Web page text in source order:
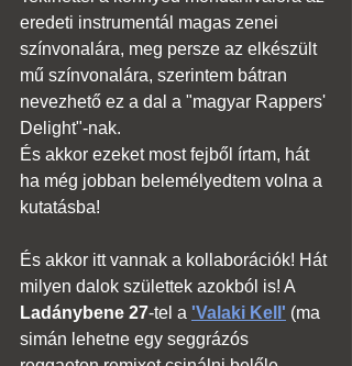
eredeti instrumentál magas zenei
színvonalára, meg persze az elkészült
mű színvonalára, szerintem bátran
nevezhető ez a dal a "magyar Rappers'
Delight"-nak.
És akkor ezeket most fejből írtam, hát
ha még jobban belemélyedtem volna a
kutatásba!
És akkor itt vannak a kollaborációk! Hát
milyen dalok születtek azokból is! A
Ladánybene 27-tel a 'Valaki Kell' (ma
simán lehetne egy seggrázós